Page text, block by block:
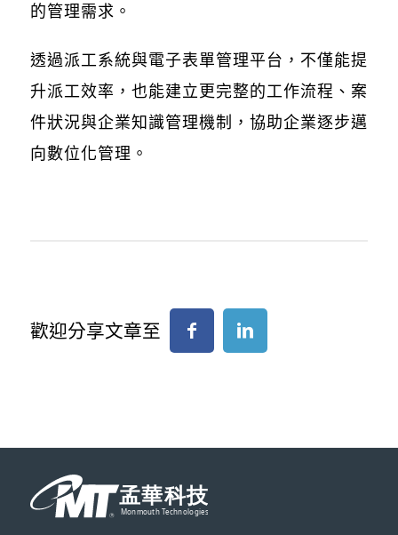
的管理需求。
透過派工系統與電子表單管理平台，不僅能提
升派工效率，也能建立更完整的工作流程、案
件狀況與企業知識管理機制，協助企業逐步邁
向數位化管理。
歡迎分享文章至